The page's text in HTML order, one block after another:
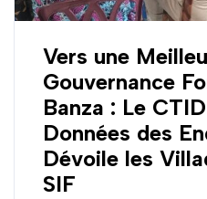
Vers une
Gouvernance
Banza : Le
Données des
Dévoile les
SIF